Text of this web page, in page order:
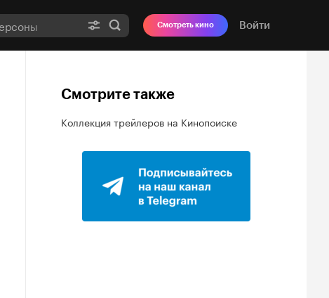
Смотреть кино Войти
Смотрите также
Коллекция трейлеров на Кинопоиске